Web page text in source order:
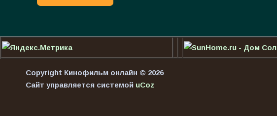
Copyright Кинофильм онлайн © 2026
Сайт управляется системой uCoz